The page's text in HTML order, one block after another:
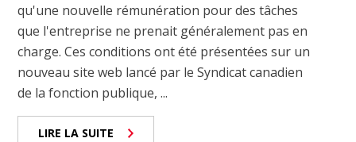
qu'une nouvelle rémunération pour des tâches
que l'entreprise ne prenait généralement pas en
charge. Ces conditions ont été présentées sur un
nouveau site web lancé par le Syndicat canadien
de la fonction publique, ...
LIRE LA SUITE